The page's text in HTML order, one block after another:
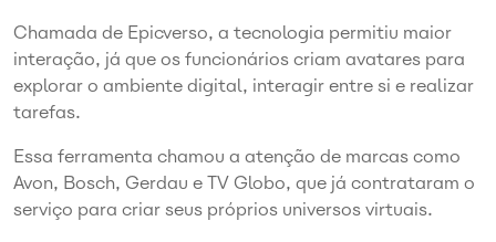
Chamada de Epicverso, a tecnologia permitiu maior
interação, já que os funcionários criam avatares para
explorar o ambiente digital, interagir entre si e realizar
tarefas.
Essa ferramenta chamou a atenção de marcas como
Avon, Bosch, Gerdau e TV Globo, que já contrataram o
serviço para criar seus próprios universos virtuais.